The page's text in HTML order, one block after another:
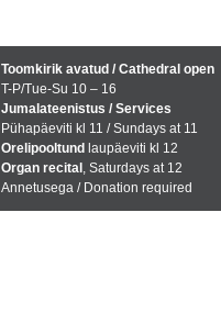
Toomkirik avatud / Cathedral open
T-P/Tue-Su 10 – 16
Jumalateenistus / Services
Pühapäeviti kl 11 / Sundays at 11
Orelipooltund laupäeviti kl 12
Organ recital , Saturdays at 12
Annetusega / Donation required